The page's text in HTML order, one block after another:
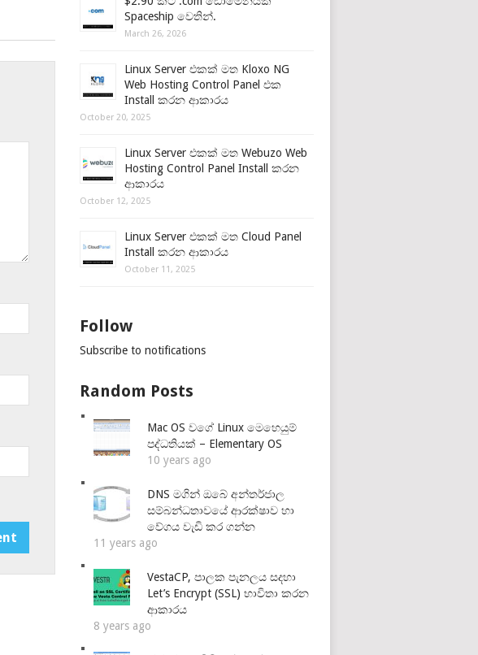
Spaceship වෙතින්.
March 26, 2026
Linux Server එකක් මත Kloxo NG
Web Hosting Control Panel එක
Install කරන ආකාරය
October 20, 2025
Linux Server එකක් මත Webuzo Web
Hosting Control Panel Install කරන
ආකාරය
October 12, 2025
Linux Server එකක් මත Cloud Panel
Install කරන ආකාරය
October 11, 2025
Follow
Subscribe to notifications
Random Posts
Mac OS වගේ Linux මෙහෙයුම්
පද්ධතියක් – Elementary OS
10 years ago
DNS මගින් ඔබේ අන්තර්ජාල
සම්බන්ධතාවයේ ආරක්ෂාව හා
වේගය වැඩි කර ගන්න
11 years ago
VestaCP, පාලක පැනලය සදහා
Let’s Encrypt (SSL) භාවිතා කරන
ආකාරය
8 years ago